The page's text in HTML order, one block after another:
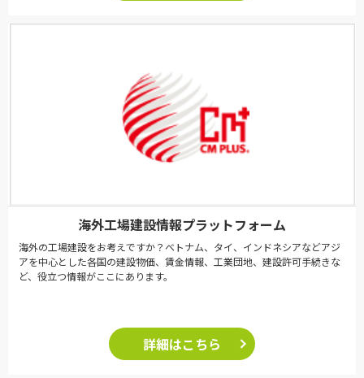
海外工場建設情報プラットフォーム
海外の工場建設をお考えですか？ベトナム、タイ、インドネシアなどアジ
アを中心とした各国の建設物価、賃金情報、工業団地、建設許可手続きな
ど、役立つ情報がここにあります。
詳細はこちら